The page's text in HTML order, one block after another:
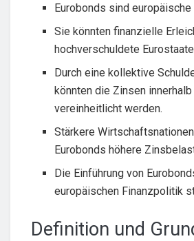
Eurobonds sind europäische
Sie könnten finanzielle
hochverschuldete
Durch eine kollektive
könnten die Zinsen
vereinheitlicht werden.
Stärkere
Eurobonds höhere
Die Einführung von
europäischen Finanzpolitik
Definition und